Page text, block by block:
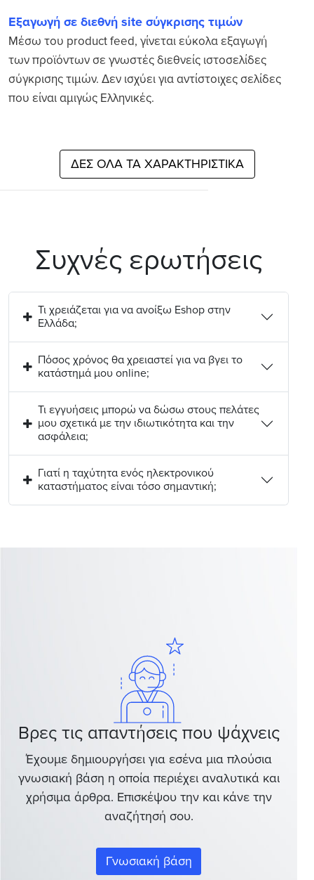
Εξαγωγή σε διεθνή site σύγκρισης τιμών
Μέσω του product feed, γίνεται εύκολα εξαγωγή
των προϊόντων σε γνωστές διεθνείς ιστοσελίδες
σύγκρισης τιμών. Δεν ισχύει για αντίστοιχες σελίδες
που είναι αμιγώς Eλληνικές.
ΔΕΣ ΟΛΑ ΤΑ ΧΑΡΑΚΤΗΡΙΣΤΙΚΑ
Συχνές ερωτήσεις
Τι χρειάζεται για να ανοίξω Eshop στην
Ελλάδα;
Πόσος χρόνος θα χρειαστεί για να βγει το
κατάστημά μου online;
Τι εγγυήσεις μπορώ να δώσω στους πελάτες
μου σχετικά με την ιδιωτικότητα και την
ασφάλεια;
Γιατί η ταχύτητα ενός ηλεκτρονικού
καταστήματος είναι τόσο σημαντική;
Βρες τις απαντήσεις που ψάχνεις
Έχουμε δημιουργήσει για εσένα μια πλούσια
γνωσιακή βάση η οποία περιέχει αναλυτικά και
χρήσιμα άρθρα. Επισκέψου την και κάνε την
αναζήτησή σου.
Γνωσιακή βάση